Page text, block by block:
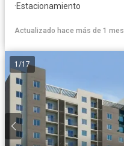
·Estacionamiento
Actualizado hace más de 1 mes
1 /17